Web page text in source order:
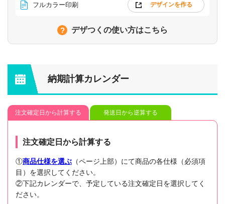
フルカラー印刷 デザインを作る
デザつくの使い方はこちら
納期計算カレンダー
注文確定日から計算する 発送日から逆算する
注文確定日から計算する
①商品仕様を選ぶ （ページ上部）にて商品の各仕様（必須項
目）を選択してください。
②下記カレンダーで、予定している注文確定日を選択してく
ださい。